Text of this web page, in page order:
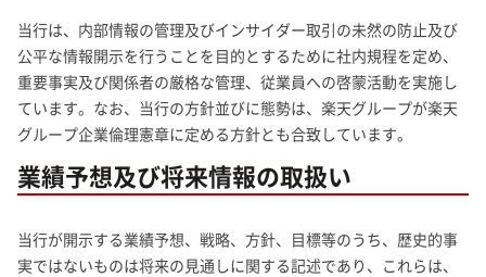
当行は、内部情報の管理及びインサイダー取引の未然の防止及び
公平な情報開示を行うことを目的とするために社内規程を定め、
重要事実及び関係者の厳格な管理、従業員への啓蒙活動を実施し
ています。なお、当行の方針並びに態勢は、楽天グループが楽天
グループ企業倫理憲章に定める方針とも合致しています。
業績予想及び将来情報の取扱い
当行が開示する業績予想、戦略、方針、目標等のうち、歴史的事
実ではないものは将来の見通しに関する記述であり、これらは、